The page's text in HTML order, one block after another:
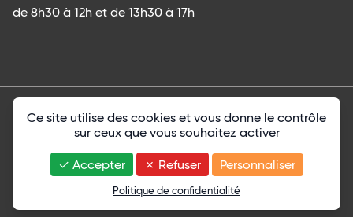
de 8h30 à 12h et de 13h30 à 17h
Mentions légales
Politique de confidentialité
Une création Isics
Ce site utilise des cookies et vous donne le contrôle
sur ceux que vous souhaitez activer
Accepter Refuser Personnaliser
Politique de confidentialité